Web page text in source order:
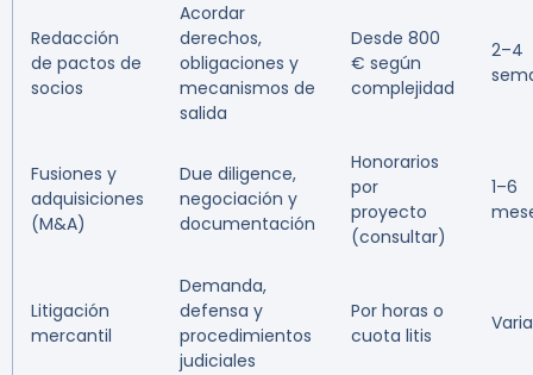
Redacción
de pactos de
socios
Acordar
derechos,
obligaciones y
mecanismos de
salida
Desde 800
€ según
complejidad
2–4
Fusiones y
adquisiciones
(M&A)
Due diligence,
negociación y
documentación
Honorarios
por
proyecto
(consultar)
1–6
Litigación
mercantil
Demanda,
defensa y
procedimientos
judiciales
Por horas o
cuota litis